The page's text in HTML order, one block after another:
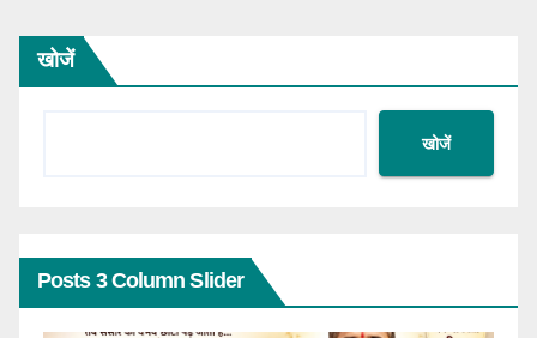
खोजें
खोजें
Posts 3 Column Slider